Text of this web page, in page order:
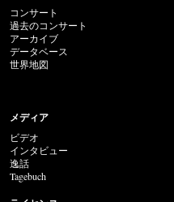
コンサート
過去のコンサート
アーカイブ
データベース
世界地図
メディア
ビデオ
インタビュー
逸話
Tagebuch